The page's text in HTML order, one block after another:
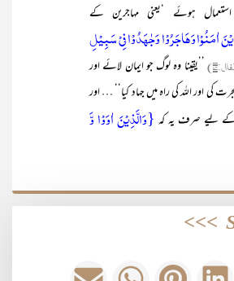
استعمال ہوئے ‘یعنی مہاجرین کے
اٰمَنُوْا وَھَاجَرُوْا وَجٰھَدُوْا فِیْ سَبِیْلِ
’’یقینا وہ لوگ جو ایمان لائے اور
کی اور اللہ کی راہ میں جہاد کیا‘‘ … اور
کے لیے صرف یہ کہ {وَالَّذِیْنَ اٰوَوْا وَّ
>>>